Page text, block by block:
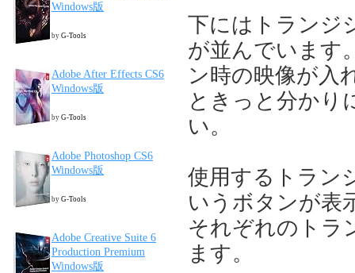
下にはトランジ
が並んでいます
ン時の映像が入
ときっと分かり
い。
使用するトラン
いうボタンが表
それぞれのトラ
ます。
Windows版
by G-Tools
Adobe After Effects CS6
Windows版
by G-Tools
Adobe Photoshop CS6
Windows版
by G-Tools
Adobe Creative Suite 6
Production Premium
Windows版